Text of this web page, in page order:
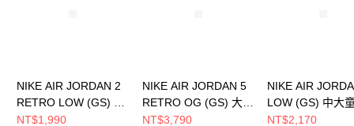
NIKE AIR JORDAN 2
RETRO LOW (GS) 中
大童 籃球鞋
NT$1,990
NIKE AIR JORDAN 5
RETRO OG (GS) 大童
籃球鞋 HQ7980100
NT$3,790
NIKE AIR
LOW (GS) 中大
球鞋 553560044
NT$2,170